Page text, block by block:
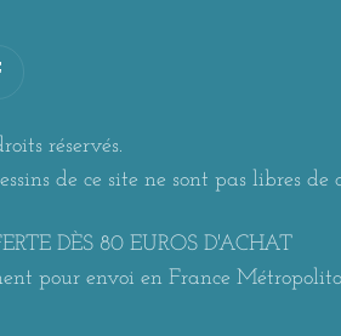
réservés.
de ce site ne sont pas libres de
DÈS 80 EUROS D'ACHAT
pour envoi en France